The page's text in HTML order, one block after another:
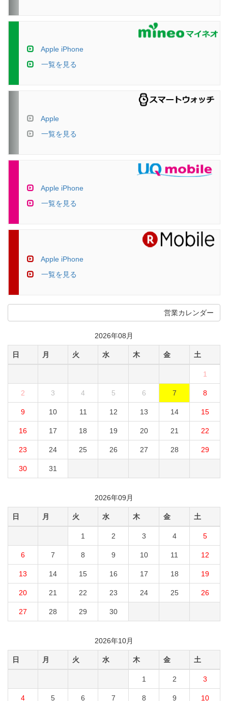
Apple iPhone
一覧を見る
Apple
一覧を見る
Apple iPhone
一覧を見る
Apple iPhone
一覧を見る
営業カレンダー
2026年08月
日 月 火 水 木 金 土
1
2 3 4 5 6 7 8
9 10 11 12 13 14 15
16 17 18 19 20 21 22
23 24 25 26 27 28 29
30 31
2026年09月
日 月 火 水 木 金 土
1 2 3 4 5
6 7 8 9 10 11 12
13 14 15 16 17 18 19
20 21 22 23 24 25 26
27 28 29 30
2026年10月
日 月 火 水 木 金 土
1 2 3
4 5 6 7 8 9 10